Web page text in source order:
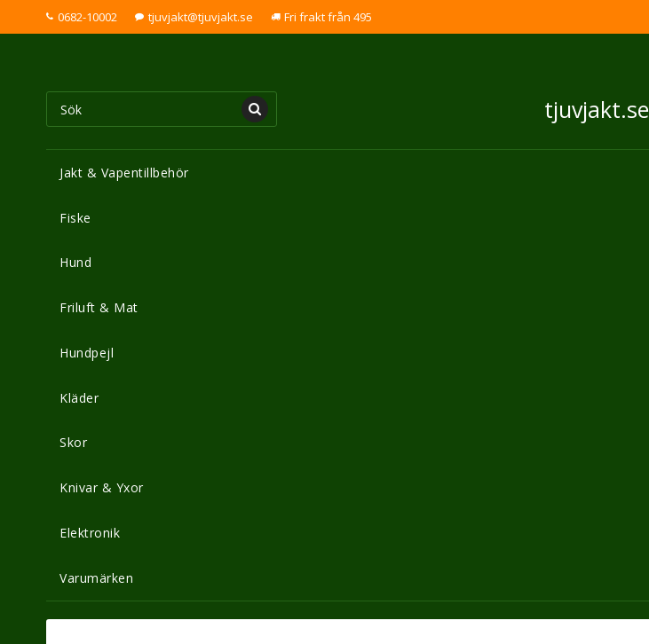
0682-10002 tjuvjakt@tjuvjakt.se Fri frakt från 495
tjuvjakt.se
Jakt & Vapentillbehör
Fiske
Hund
Friluft & Mat
Hundpejl
Kläder
Skor
Knivar & Yxor
Elektronik
Varumärken